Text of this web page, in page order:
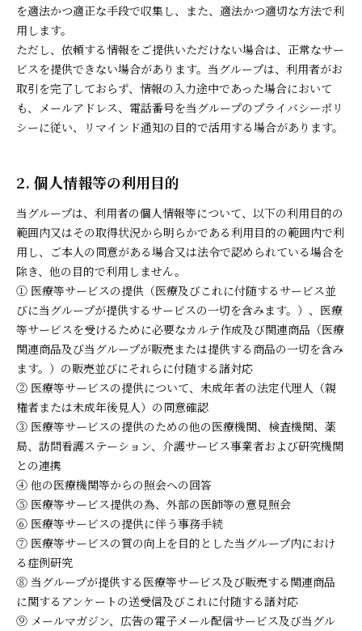
を適法かつ適正な手段で収集し、また、適法かつ適切な方法で利
用します。
ただし、依頼する情報をご提供いただけない場合は、正常なサー
ビスを提供できない場合があります。当グループは、利用者がお
取引を完了しておらず、情報の入力途中であった場合において
も、メールアドレス、電話番号を当グループのプライバシーポリ
シーに従い、リマインド通知の目的で活用する場合があります。
2. 個人情報等の利用目的
当グループは、利用者の個人情報等について、以下の利用目的の
範囲内又はその取得状況から明らかである利用目的の範囲内で利
用し、ご本人の同意がある場合又は法令で認められている場合を
除き、他の目的で利用しません。
① 医療等サービスの提供（医療及びこれに付随するサービス並
びに当グループが提供するサービスの一切を含みます。）、医療
等サービスを受けるために必要なカルテ作成及び関連商品（医療
関連商品及び当グループが販売または提供する商品の一切を含み
ます。）の販売並びにそれらに付随する諸対応
② 医療等サービスの提供について、未成年者の法定代理人（親
権者または未成年後見人）の同意確認
③ 医療等サービスの提供のための他の医療機関、検査機関、薬
局、訪問看護ステーション、介護サービス事業者および研究機関
との連携
④ 他の医療機関等からの照会への回答
⑤ 医療等サービス提供の為、外部の医師等の意見照会
⑥ 医療等サービスの提供に伴う事務手続
⑦ 医療等サービスの質の向上を目的とした当グループ内におけ
る症例研究
⑧ 当グループが提供する医療等サービス及び販売する関連商品
に関するアンケートの送受信及びこれに付随する諸対応
⑨ メールマガジン、広告の電子メール配信サービス及び当グル